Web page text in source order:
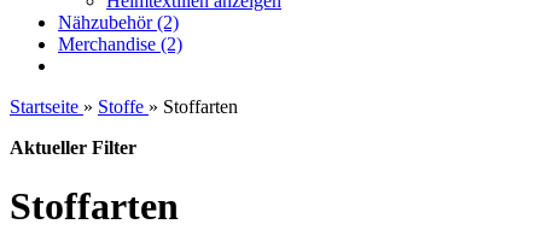
Nähzubehör (2)
Merchandise (2)
Startseite » Stoffe » Stoffarten
Aktueller Filter
Stoffarten